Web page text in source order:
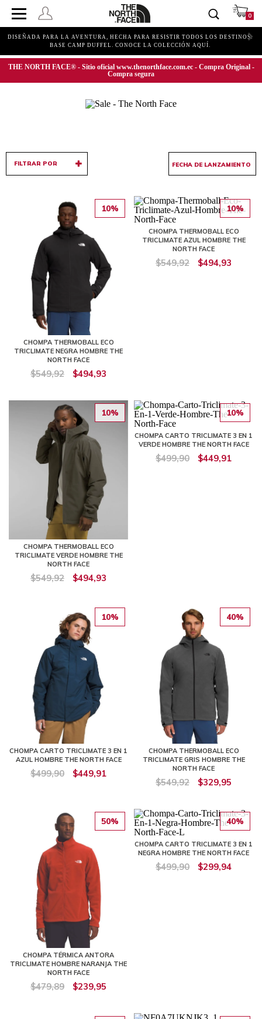
0
DISEÑADA PARA LA AVENTURA, HECHA PARA RESISTIR TODOS LOS DESTINOS.
BASE CAMP DUFFEL. CONOCE LA COLECCIÓN AQUÍ.
THE NORTH FACE® - Sitio oficial www.thenorthface.com.ec - Compra Original -
Compra segura
FILTRAR POR
10%
CHOMPA THERMOBALL ECO
TRICLIMATE NEGRA HOMBRE THE
NORTH FACE
$549,92 $494,93
10%
CHOMPA THERMOBALL ECO
TRICLIMATE AZUL HOMBRE THE
NORTH FACE
$549,92 $494,93
10%
CHOMPA THERMOBALL ECO
TRICLIMATE VERDE HOMBRE THE
NORTH FACE
$549,92 $494,93
10%
CHOMPA CARTO TRICLIMATE 3 EN 1
VERDE HOMBRE THE NORTH FACE
$499,90 $449,91
10%
CHOMPA CARTO TRICLIMATE 3 EN 1
AZUL HOMBRE THE NORTH FACE
$499,90 $449,91
40%
CHOMPA THERMOBALL ECO
TRICLIMATE GRIS HOMBRE THE
NORTH FACE
$549,92 $329,95
50%
CHOMPA TÉRMICA ANTORA
TRICLIMATE HOMBRE NARANJA THE
NORTH FACE
$479,89 $239,95
40%
CHOMPA CARTO TRICLIMATE 3 EN 1
NEGRA HOMBRE THE NORTH FACE
$499,90 $299,94